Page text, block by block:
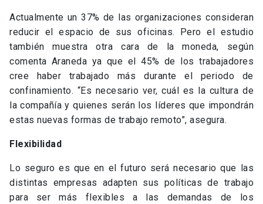
Actualmente un 37% de las organizaciones consideran
reducir el espacio de sus oficinas. Pero el estudio
también muestra otra cara de la moneda, según
comenta Araneda ya que el 45% de los trabajadores
cree haber trabajado más durante el periodo de
confinamiento. “Es necesario ver, cuál es la cultura de
la compañía y quienes serán los líderes que impondrán
estas nuevas formas de trabajo remoto”, asegura.
Flexibilidad
Lo seguro es que en el futuro será necesario que las
distintas empresas adapten sus políticas de trabajo
para ser más flexibles a las demandas de los